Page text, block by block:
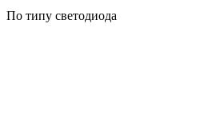
По типу светодиода